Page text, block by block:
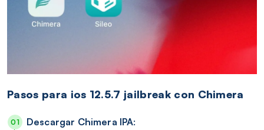
Pasos para ios 12.5.7 jailbreak con Chimera
Descargar Chimera IPA: